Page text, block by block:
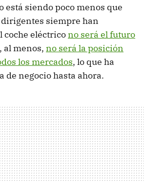
está siendo poco menos que
siempre han
coche eléctricono será el futuro
al menos, no será la posición
los mercados, lo que ha
de negocio hasta ahora.